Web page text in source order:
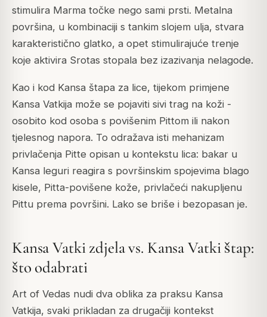
stimulira Marma točke nego sami prsti. Metalna
površina, u kombinaciji s tankim slojem ulja, stvara
karakteristično glatko, a opet stimulirajuće trenje
koje aktivira Srotas stopala bez izazivanja nelagode.
Kao i kod Kansa štapa za lice, tijekom primjene
Kansa Vatkija može se pojaviti sivi trag na koži -
osobito kod osoba s povišenim Pittom ili nakon
tjelesnog napora. To odražava isti mehanizam
privlačenja Pitte opisan u kontekstu lica: bakar u
Kansa leguri reagira s površinskim spojevima blago
kisele, Pitta-povišene kože, privlačeći nakupljenu
Pittu prema površini. Lako se briše i bezopasan je.
Kansa Vatki zdjela vs. Kansa Vatki štap:
što odabrati
Art of Vedas nudi dva oblika za praksu Kansa
Vatkija, svaki prikladan za drugačiji kontekst